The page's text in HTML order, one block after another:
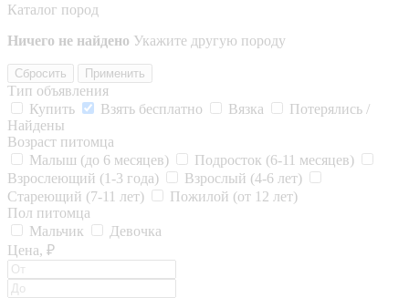
Каталог пород
Ничего не найдено Укажите другую породу
Сбросить Применить
Тип объявления
Купить
Взять бесплатно Вязка
Потерялись /
Найдены
Возраст питомца
Малыш (до 6 месяцев)
Подросток (6-11 месяцев)
Взрослеющий (1-3 года)
Взрослый (4-6 лет)
Стареющий (7-11 лет)
Пожилой (от 12 лет)
Пол питомца
Мальчик
Девочка
Цена, ₽